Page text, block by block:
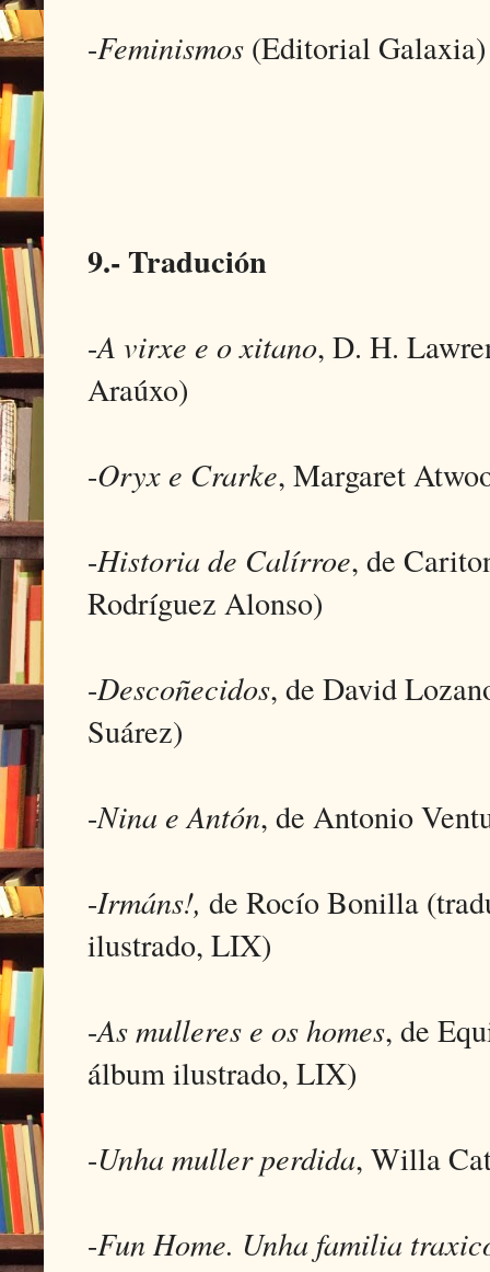
-Feminismos (Editorial Galaxia)
9.- Tradución
-A virxe e o xitano, D. H.
Araúxo)
-Oryx e Crarke, Margaret
-Historia de Calírroe, de
Rodríguez Alonso)
-Descoñecidos, de David
Suárez)
-Nina e Antón, de Antonio
-Irmáns!, de Rocío Bonilla
ilustrado, LIX)
-As mulleres e os homes, de
álbum ilustrado, LIX)
-Unha muller perdida, Willa
-Fun Home. Unha familia